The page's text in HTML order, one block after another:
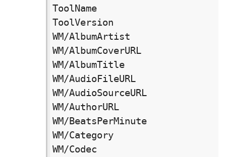
ToolName　　　　　　　　　　　　
ToolVersion　　　　　　　　　　
WM/AlbumArtist　　　　　　　　　
WM/AlbumCoverURL　　　　　　　　
WM/AlbumTitle　　　　　　　　　
WM/AudioFileURL　　　　　　　　
WM/AudioSourceURL　　　　　　　
WM/AuthorURL　　　　　　　　　　
WM/BeatsPerMinute　　　　　　　
WM/Category　　　　　　　　　　
WM/Codec　　　　　　　　　　　　